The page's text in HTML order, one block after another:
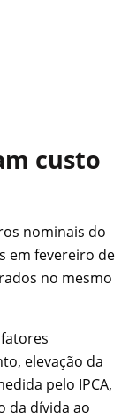
custo
nominais do
em fevereiro de
no mesmo
elevação da
pelo IPCA,
da dívida ao